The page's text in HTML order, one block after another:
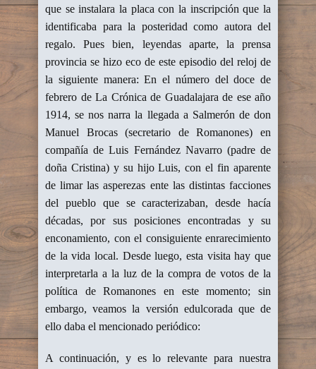
que se instalara la placa con la inscripción que la
identificaba para la posteridad como autora del
regalo. Pues bien, leyendas aparte, la prensa
provincia se hizo eco de este episodio del reloj de
la siguiente manera: En el número del doce de
febrero de La Crónica de Guadalajara de ese año
1914, se nos narra la llegada a Salmerón de don
Manuel Brocas (secretario de Romanones) en
compañía de Luis Fernández Navarro (padre de
doña Cristina) y su hijo Luis, con el fin aparente
de limar las asperezas ente las distintas facciones
del pueblo que se caracterizaban, desde hacía
décadas, por sus posiciones encontradas y su
enconamiento, con el consiguiente enrarecimiento
de la vida local. Desde luego, esta visita hay que
interpretarla a la luz de la compra de votos de la
política de Romanones en este momento; sin
embargo, veamos la versión edulcorada que de
ello daba el mencionado periódico:
A continuación, y es lo relevante para nuestra